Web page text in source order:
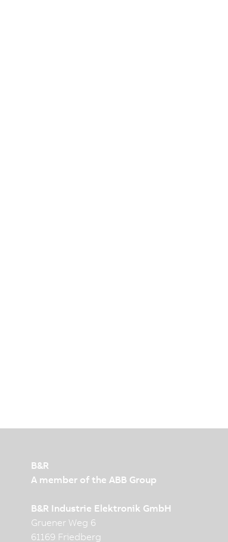
B&R
A member of the ABB Group
B&R Industrie Elektronik GmbH
Gruener Weg 6
61169 Friedberg